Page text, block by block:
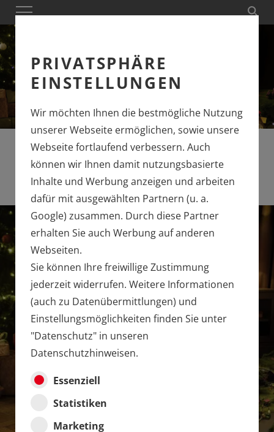
PRIVATSPHÄRE
EINSTELLUNGEN
Wir möchten Ihnen die bestmögliche Nutzung
unserer Webseite ermöglichen, sowie unsere
Webseite fortlaufend verbessern. Auch
können wir Ihnen damit nutzungsbasierte
Inhalte und Werbung anzeigen und arbeiten
dafür mit ausgewählten Partnern (u. a.
Google) zusammen. Durch diese Partner
erhalten Sie auch Werbung auf anderen
Webseiten.
Sie können Ihre freiwillige Zustimmung
jederzeit widerrufen. Weitere Informationen
(auch zu Datenübermittlungen) und
Einstellungsmöglichkeiten finden Sie unter
"Datenschutz" in unseren
Datenschutzhinweisen.
Essenziell
Statistiken
Marketing